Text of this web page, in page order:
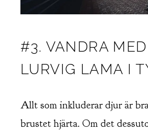
#3. VANDRA
LURVIG LAMA I
Allt som inkluderar djur är
brustet hjärta. Om det